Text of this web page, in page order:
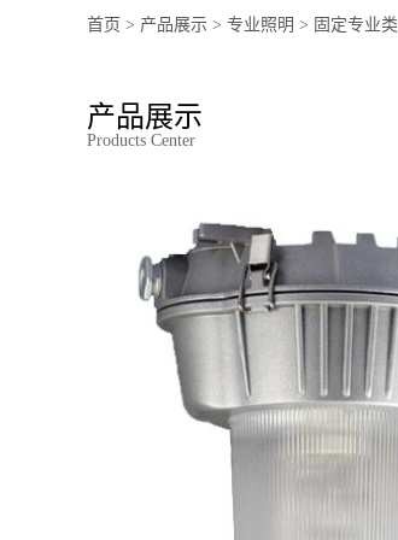
产品展示
Products Center
首页 > 产品展示 > 专业照明 > 固定专业类